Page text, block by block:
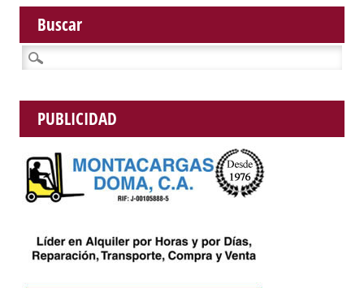
Buscar
Buscar:
PUBLICIDAD